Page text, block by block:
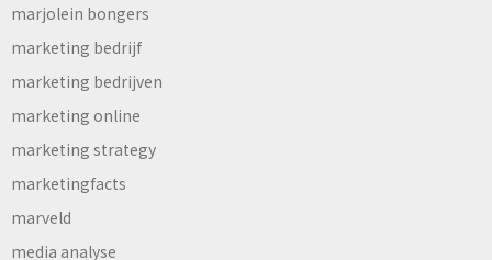
marjolein bongers
marketing bedrijf
marketing bedrijven
marketing online
marketing strategy
marketingfacts
marveld
media analyse